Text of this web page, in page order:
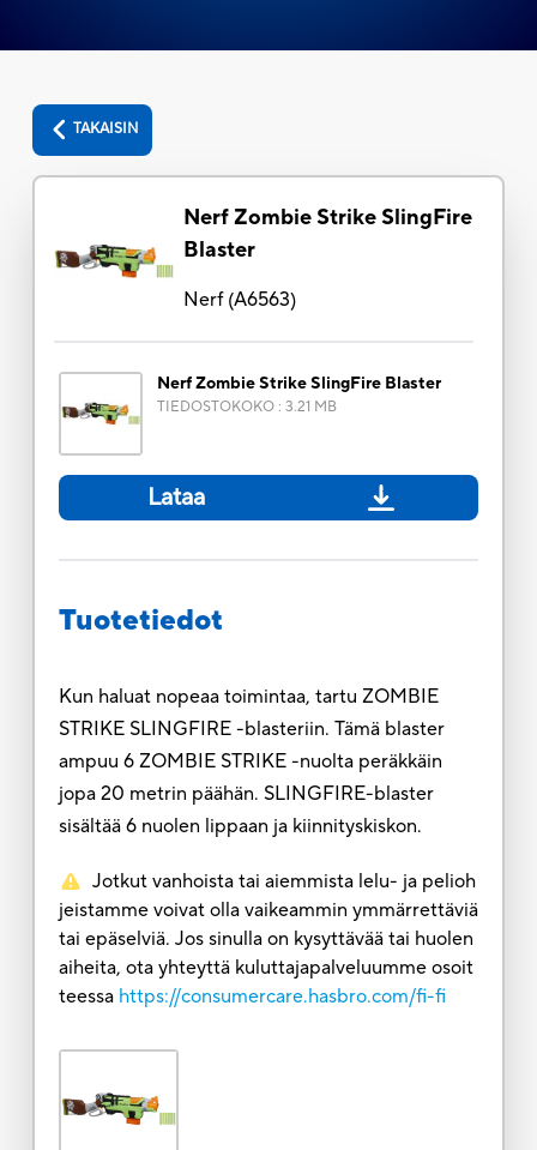
TAKAISIN
Nerf Zombie Strike SlingFire
Blaster
Nerf(A6563)
Nerf Zombie Strike SlingFire Blaster
TIEDOSTOKOKO: 3.21 MB
Lataa
Tuotetiedot
Kun haluat nopeaa toimintaa, tartu ZOMBIE
STRIKE SLINGFIRE -blasteriin. Tämä blaster
ampuu 6 ZOMBIE STRIKE -nuolta peräkkäin
jopa 20 metrin päähän. SLINGFIRE-blaster
sisältää 6 nuolen lippaan ja kiinnityskiskon.
Jotkut vanhoista tai aiemmista lelu- ja pelioh
jeistamme voivat olla vaikeammin ymmärrettäviä
tai epäselviä. Jos sinulla on kysyttävää tai huolen
aiheita, ota yhteyttä kuluttajapalveluumme osoit
teessa https://consumercare.hasbro.com/fi-fi